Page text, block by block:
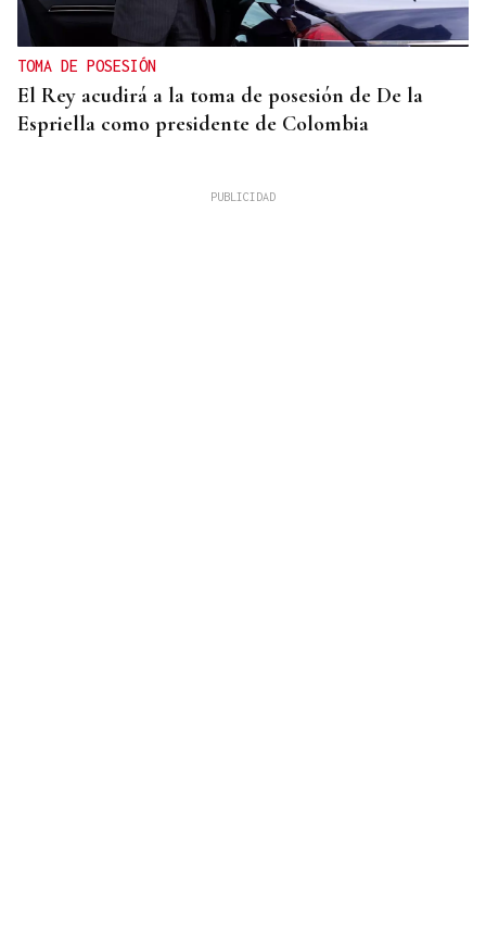
TOMA DE POSESIÓN
El Rey acudirá a la toma de posesión de De la
Espriella como presidente de Colombia